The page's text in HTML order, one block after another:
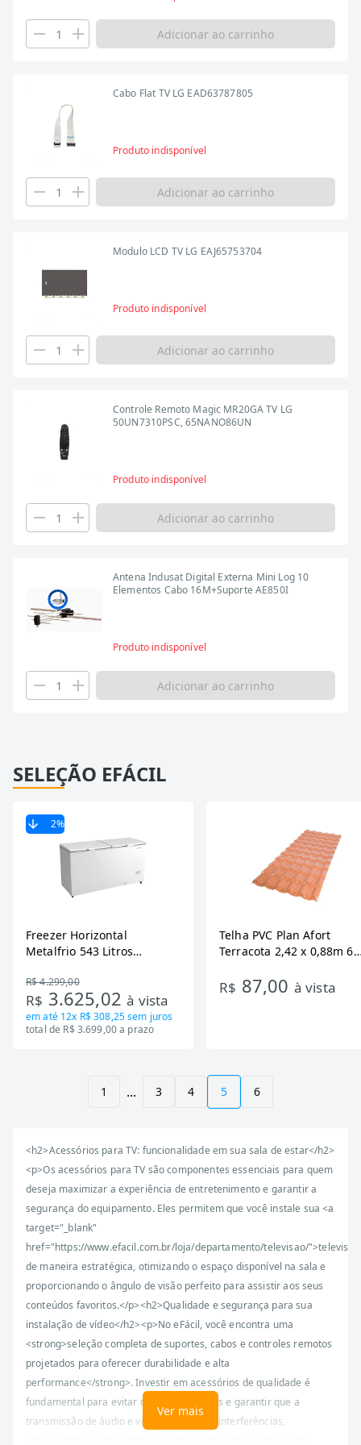
Adicionar ao carrinho
Cabo Flat TV LG EAD63787805
Produto indisponível
Adicionar ao carrinho
Modulo LCD TV LG EAJ65753704
Produto indisponível
Adicionar ao carrinho
Controle Remoto Magic MR20GA TV LG
50UN7310PSC, 65NANO86UN
Produto indisponível
Adicionar ao carrinho
Antena Indusat Digital Externa Mini Log 10
Elementos Cabo 16M+Suporte AE850I
Produto indisponível
Adicionar ao carrinho
SELEÇÃO EFÁCIL
2%
Freezer Horizontal
Metalfrio 543 Litros
Tecnologia Inverter, Branco,
Bivolt
R$ 4.299,00
R$ 3.625,02à vista
em até 12x R$ 308,25sem juros
total de R$ 3.699,00 a prazo
Telha PVC Plan Afort
Terracota 2,42 x 0,88m 6
R$ 87,00 à vista
1 ... 3 4 5 6
<h2>Acessórios para TV: funcionalidade em sua sala de estar</h2>
<p>Os acessórios para TV são componentes essenciais para quem
deseja maximizar a experiência de entretenimento e garantir a
segurança do equipamento. Eles permitem que você instale sua <a
target="_blank"
href="https://www.efacil.com.br/loja/departamento/televisao/
de maneira estratégica, otimizando o espaço disponível na sala e
proporcionando o ângulo de visão perfeito para assistir aos seus
conteúdos favoritos.</p><h2>Qualidade e segurança para sua
instalação de vídeo</h2><p>No eFácil, você encontra uma
<strong>seleção completa de suportes, cabos e controles remotos
projetados para oferecer durabilidade e alta
performance</strong>. Investir em acessórios de qualidade é
fundamental para evitar quedas acidentais e garantir que a
transmissão de áudio e vídeo ocorra sem interferências,
Ver mais